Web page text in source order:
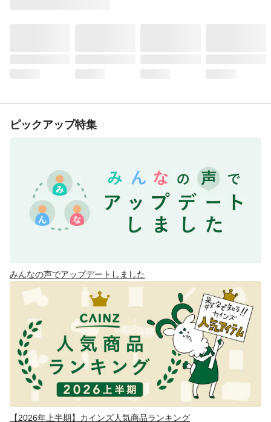
ピックアップ特集
みんなの声でアップデートしました
【2026年上半期】カインズ人気商品ランキング